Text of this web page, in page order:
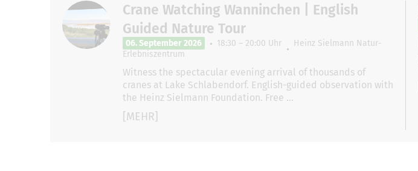
Crane Watching Wanninchen | English
Guided Nature Tour
06. September 2026 18:30 – 20:00 Uhr
Heinz Sielmann Natur-
Erlebniszentrum
Witness the spectacular evening arrival of thousands of
cranes at Lake Schlabendorf. English-guided observation with
the Heinz Sielmann Foundation. Free …
[MEHR]